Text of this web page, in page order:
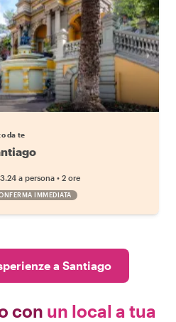
preferito
da te
a persona • 2 ore
IMMEDIATA
a Santiago
con un local a tua